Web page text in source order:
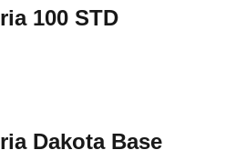
100 STD
Dakota Base